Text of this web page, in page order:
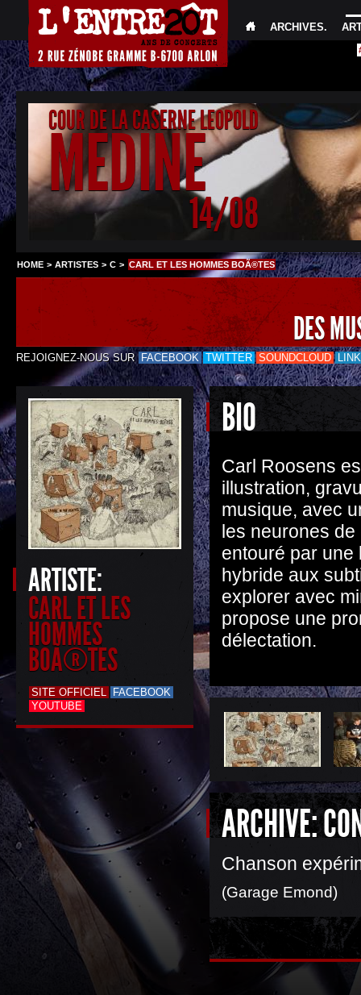
ARCHIVES.
COUR DE LA CASERNE LEOPOLD
MEDINE
14/08
HOME > ARTISTES > C > CARL ET LES HOMMES BOÃ®TES
DES
REJOIGNEZ-NOUS SUR FACEBOOK TWITTER SOUNDCLOUD
ARTISTE:
CARL ET LES
HOMMES
BOÃ®TES
SITE OFFICIEL
FACEBOOK
YOUTUBE
BIO
Carl Roosens
illustration,
musique, avec
les neurones
entouré par
hybride aux
explorer avec
propose une
délectation.
ARCHIVE:
Chanson
(Garage Emond)